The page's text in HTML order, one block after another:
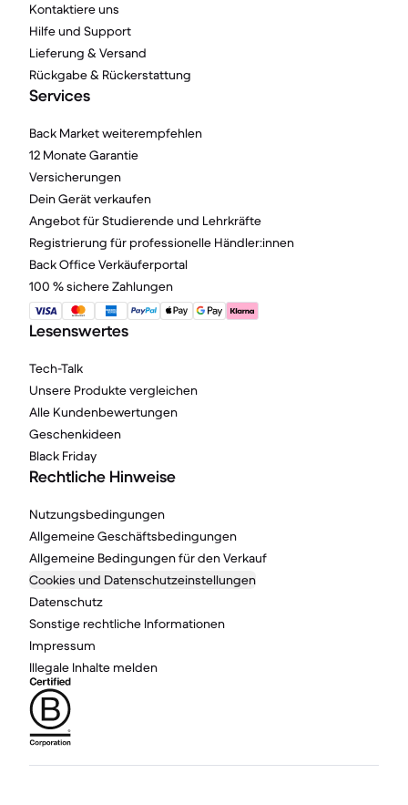
Kontaktiere uns
Hilfe und Support
Lieferung & Versand
Rückgabe & Rückerstattung
Services
Back Market weiterempfehlen
12 Monate Garantie
Versicherungen
Dein Gerät verkaufen
Angebot für Studierende und Lehrkräfte
Registrierung für professionelle Händler:innen
Back Office Verkäuferportal
100 % sichere Zahlungen
Lesenswertes
Tech-Talk
Unsere Produkte vergleichen
Alle Kundenbewertungen
Geschenkideen
Black Friday
Rechtliche Hinweise
Nutzungsbedingungen
Allgemeine Geschäftsbedingungen
Allgemeine Bedingungen für den Verkauf
Cookies und Datenschutzeinstellungen
Datenschutz
Sonstige rechtliche Informationen
Impressum
Illegale Inhalte melden